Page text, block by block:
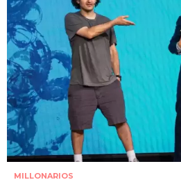
MILLONARIOS